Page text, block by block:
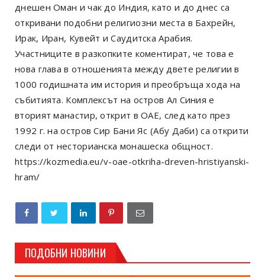
днешен Оман и чак до Индия, като и до днес са
откривани подобни религиозни места в Бахрейн,
Ирак, Иран, Кувейт и Саудитска Арабия.
Участниците в разкопките коментират, че това е
нова глава в отношенията между двете религии в
1000 годишната им история и преобръща хода на
събитията. Комплексът на остров Ал Синия е
вторият манастир, открит в ОАЕ, след като през
1992 г. на остров Сир Бани Яс (Абу Даби) са открити
следи от несторианска монашеска общност.
https://kozmedia.eu/v-oae-otkriha-dreven-hristiyanski-
hram/
ПОДОБНИ НОВИНИ